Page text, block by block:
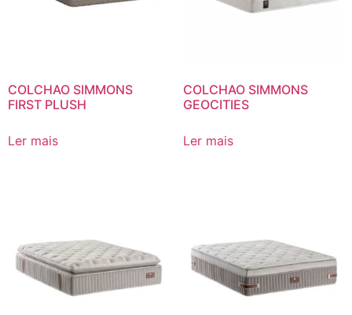
COLCHAO SIMMONS
FIRST PLUSH
Ler mais
COLCHAO SIMMONS
GEOCITIES
Ler mais